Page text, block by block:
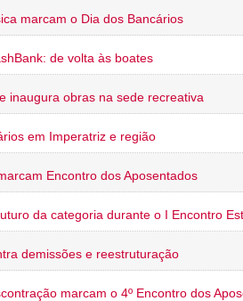
marcam o Dia dos Bancários
de volta às boates
inaugura obras na sede recreativa
em Imperatriz e região
Encontro dos Aposentados
da categoria durante o I Encontro
demissões e reestruturação
marcam o 4º Encontro dos